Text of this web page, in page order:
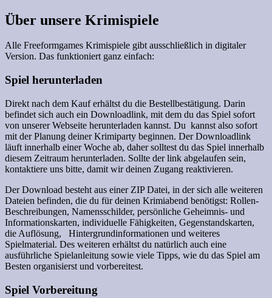
Über unsere Krimispiele
Alle Freeformgames Krimispiele gibt ausschließlich in digitaler
Version. Das funktioniert ganz einfach:
Spiel herunterladen
Direkt nach dem Kauf erhältst du die Bestellbestätigung. Darin
befindet sich auch ein Downloadlink, mit dem du das Spiel sofort
von unserer Webseite herunterladen kannst. Du kannst also sofort
mit der Planung deiner Krimiparty beginnen. Der Downloadlink
läuft innerhalb einer Woche ab, daher solltest du das Spiel innerhalb
diesem Zeitraum herunterladen. Sollte der link abgelaufen sein,
kontaktiere uns bitte, damit wir deinen Zugang reaktivieren.
Der Download besteht aus einer ZIP Datei, in der sich alle weiteren
Dateien befinden, die du für deinen Krimiabend benötigst: Rollen-
Beschreibungen, Namensschilder, persönliche Geheimnis- und
Informationskarten, individuelle Fähigkeiten, Gegenstandskarten,
die Auflösung, Hintergrundinformationen und weiteres
Spielmaterial. Des weiteren erhältst du natürlich auch eine
ausführliche Spielanleitung sowie viele Tipps, wie du das Spiel am
Besten organisierst und vorbereitest.
Spiel Vorbereitung